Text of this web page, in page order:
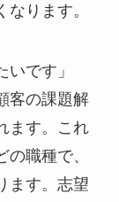
なります。
です」
客の課題解
ます。これ
職種で、
ます。志望